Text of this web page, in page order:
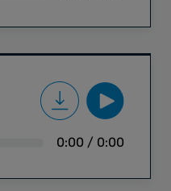
0:00 / 0:00